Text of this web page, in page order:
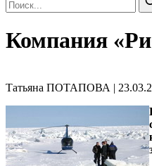
Компания
Татьяна ПОТАПОВА |